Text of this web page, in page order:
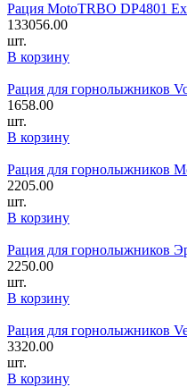
Рация MotoTRBO DP4801
133056.00
шт.
В корзину
Рация для горнолыжников
1658.00
шт.
В корзину
Рация для горнолыжников
2205.00
шт.
В корзину
Рация для горнолыжников
2250.00
шт.
В корзину
Рация для горнолыжников
3320.00
шт.
В корзину